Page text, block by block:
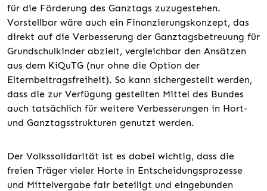
für die Förderung des Ganztags zuzugestehen.
Vorstellbar wäre auch ein Finanzierungskonzept, das
direkt auf die Verbesserung der Ganztagsbetreuung für
Grundschulkinder abzielt, vergleichbar den Ansätzen
aus dem KiQuTG (nur ohne die Option der
Elternbeitragsfreiheit). So kann sichergestellt werden,
dass die zur Verfügung gestellten Mittel des Bundes
auch tatsächlich für weitere Verbesserungen in Hort-
und Ganztagsstrukturen genutzt werden.
Der Volkssolidarität ist es dabei wichtig, dass die
freien Träger vieler Horte in Entscheidungsprozesse
und Mittelvergabe fair beteiligt und eingebunden